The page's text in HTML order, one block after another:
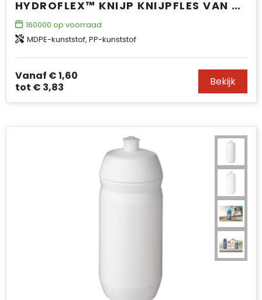
HYDROFLEX™ KNIJP KNIJPFLES VAN 500 ML
160000 op voorraad
MDPE-kunststof, PP-kunststof
Vanaf € 1,60
tot € 3,83 Bekijk